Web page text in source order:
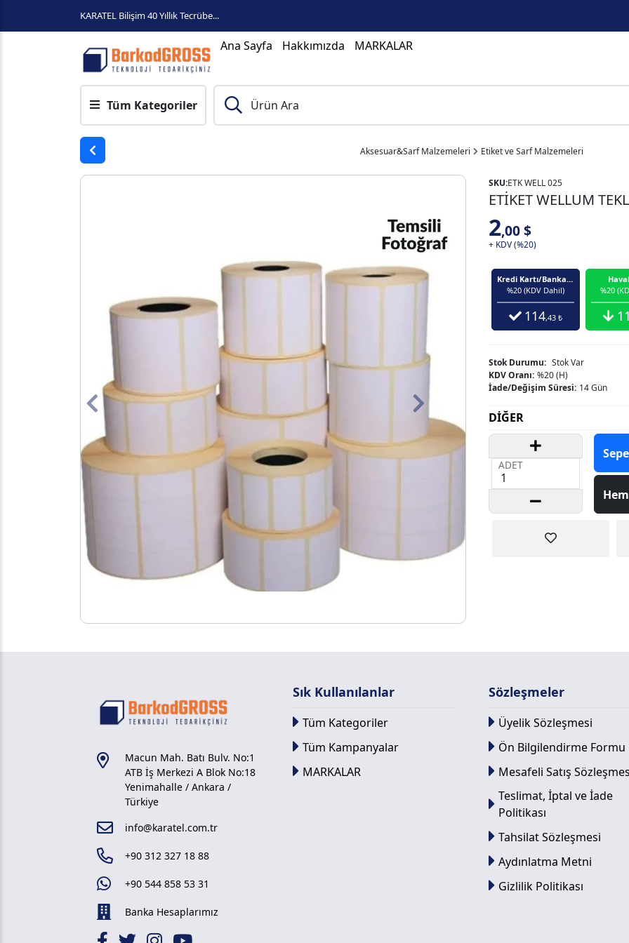
KARATEL Bilişim 40 Yıllık Tecrübe...
Ana Sayfa Hakkımızda MARKALAR
Tüm Kategoriler Ürün Ara
Aksesuar&Sarf Malzemeleri Etiket ve Sarf Malzemeleri
Previous Next
SKU:ETK WELL 025
ETİKET WELLUM
2,00 $
+ KDV (%20)
Kredi Kartı/Banka Kartı
%20 (KDV Dahil)
114,43 ₺
%20
Stok Durumu: Stok Var
KDV Oranı: %20 (H)
İade/Değişim Süresi: 14 Gün
DİĞER
ADET
Macun Mah. Batı Bulv. No:1
ATB İş Merkezi A Blok No:18
Yenimahalle / Ankara /
Türkiye
info@karatel.com.tr
+90 312 327 18 88
+90 544 858 53 31
Banka Hesaplarımız
Sık Kullanılanlar
Tüm Kategoriler
Tüm Kampanyalar
MARKALAR
Sözleşmeler
Üyelik Sözleşmesi
Ön Bilgilendirme Formu
Mesafeli Satış
Teslimat, İptal ve İade
Politikası
Tahsilat Sözleşmesi
Aydınlatma Metni
Gizlilik Politikası